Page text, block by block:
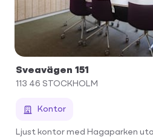
Sveavägen 151
113 46 STOCKHOLM
Kontor
Ljust kontor med Hagaparken